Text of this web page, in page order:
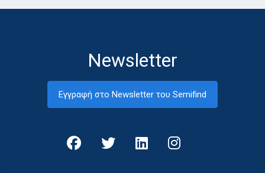
Newsletter
Εγγραφή στο Newsletter του Semifind